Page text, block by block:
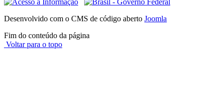
Desenvolvido com o CMS de código aberto Joomla
Fim do conteúdo da página
Voltar para o topo